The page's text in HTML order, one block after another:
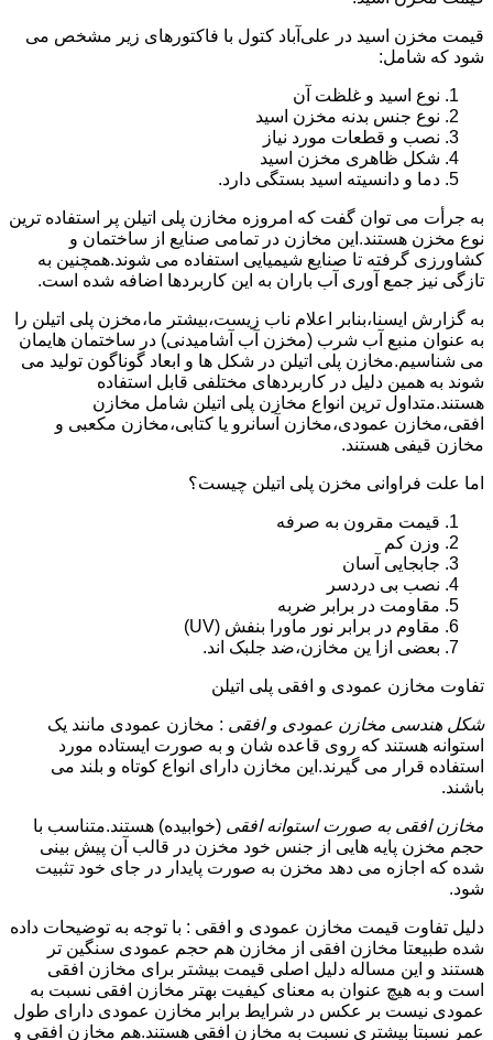
قیمت مخزن اسید در علی‌آباد کتول با فاکتورهای زیر مشخص می
شود که شامل:
نوع اسید و غلظت آن
نوع جنس بدنه مخزن اسید
نصب و قطعات مورد نیاز
شکل ظاهری مخزن اسید
دما و دانسیته اسید بستگی دارد.
به جرأت می توان گفت که امروزه مخازن پلی اتیلن پر استفاده ترین
نوع مخزن هستند.این مخازن در تمامی صنایع از ساختمان و
کشاورزی گرفته تا صنایع شیمیایی استفاده می شوند.همچنین به
تازگی نیز جمع آوری آب باران به این کاربردها اضافه شده است.
به گزارش ایسنا،بنابر اعلام ناب زیست،بیشتر ما،مخزن پلی اتیلن را
به عنوان منبع آب شرب (مخزن آب آشامیدنی) در ساختمان هایمان
می شناسیم.مخازن پلی اتیلن در شکل ها و ابعاد گوناگون تولید می
شوند به همین دلیل در کاربردهای مختلفی قابل استفاده
هستند.متداول ترین انواع مخازن پلی اتیلن شامل مخازن
افقی،مخازن عمودی،مخازن آسانرو یا کتابی،مخازن مکعبی و
مخازن قیفی هستند.
اما علت فراوانی مخزن پلی اتیلن چیست؟
قیمت مقرون به صرفه
وزن کم
جابجایی آسان
نصب بی دردسر
مقاومت در برابر ضربه
مقاوم در برابر نور ماورا بنفش (UV)
بعضی ازا ین مخازن،ضد جلبک اند.
تفاوت مخازن عمودی و افقی پلی اتیلن
شکل هندسی مخازن عمودی و افقی : مخازن عمودی مانند یک
استوانه هستند که روی قاعده شان و به صورت ایستاده مورد
استفاده قرار می گیرند.این مخازن دارای انواع کوتاه و بلند می
باشند.
مخازن افقی به صورت استوانه افقی (خوابیده) هستند.متناسب با
حجم مخزن پایه هایی از جنس خود مخزن در قالب آن پیش بینی
شده که اجازه می دهد مخزن به صورت پایدار در جای خود تثبیت
شود.
دلیل تفاوت قیمت مخازن عمودی و افقی : با توجه به توضیحات داده
شده طبیعتا مخازن افقی از مخازن هم حجم عمودی سنگین تر
هستند و این مساله دلیل اصلی قیمت بیشتر برای مخازن افقی
است و به هیچ عنوان به معنای کیفیت بهتر مخازن افقی نسبت به
عمودی نیست بر عکس در شرایط برابر مخازن عمودی دارای طول
عمر نسبتا بیشتری نسبت به مخازن افقی هستند.هم مخازن افقی و